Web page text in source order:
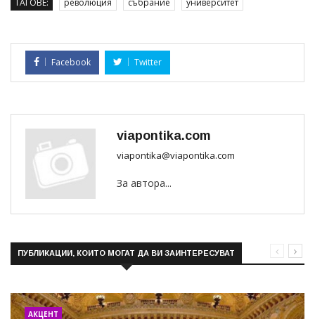
Facebook Twitter
viapontika.com
viapontika@viapontika.com
За автора...
ПУБЛИКАЦИИ, КОИТО МОГАТ ДА ВИ ЗАИНТЕРЕСУВАТ
АКЦЕНТ